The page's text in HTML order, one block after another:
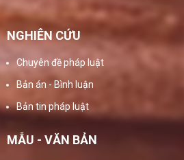
NGHIÊN CỨU
Chuyên đề pháp luật
Bản án - Bình luận
Bản tin pháp luật
MẪU - VĂN BẢN